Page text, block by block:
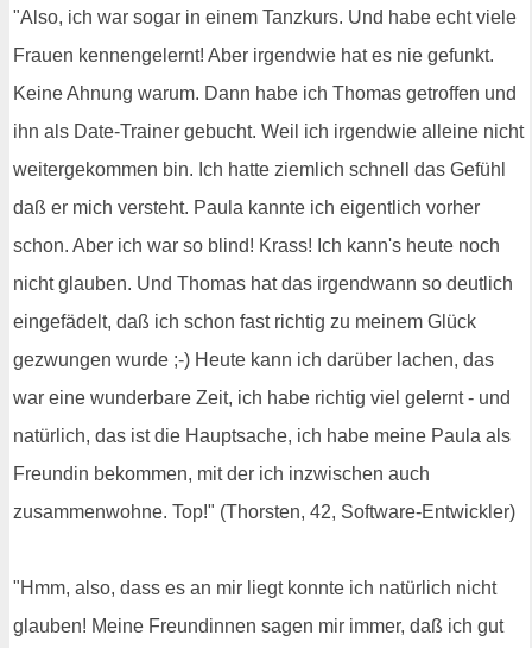
"Also, ich war sogar in einem Tanzkurs. Und habe echt viele
Frauen kennengelernt! Aber irgendwie hat es nie gefunkt.
Keine Ahnung warum. Dann habe ich Thomas getroffen und
ihn als Date-Trainer gebucht. Weil ich irgendwie alleine nicht
weitergekommen bin. Ich hatte ziemlich schnell das Gefühl
daß er mich versteht. Paula kannte ich eigentlich vorher
schon. Aber ich war so blind! Krass! Ich kann's heute noch
nicht glauben. Und Thomas hat das irgendwann so deutlich
eingefädelt, daß ich schon fast richtig zu meinem Glück
gezwungen wurde ;-) Heute kann ich darüber lachen, das
war eine wunderbare Zeit, ich habe richtig viel gelernt - und
natürlich, das ist die Hauptsache, ich habe meine Paula als
Freundin bekommen, mit der ich inzwischen auch
zusammenwohne. Top!" (Thorsten, 42, Software-Entwickler)
"Hmm, also, dass es an mir liegt konnte ich natürlich nicht
glauben! Meine Freundinnen sagen mir immer, daß ich gut